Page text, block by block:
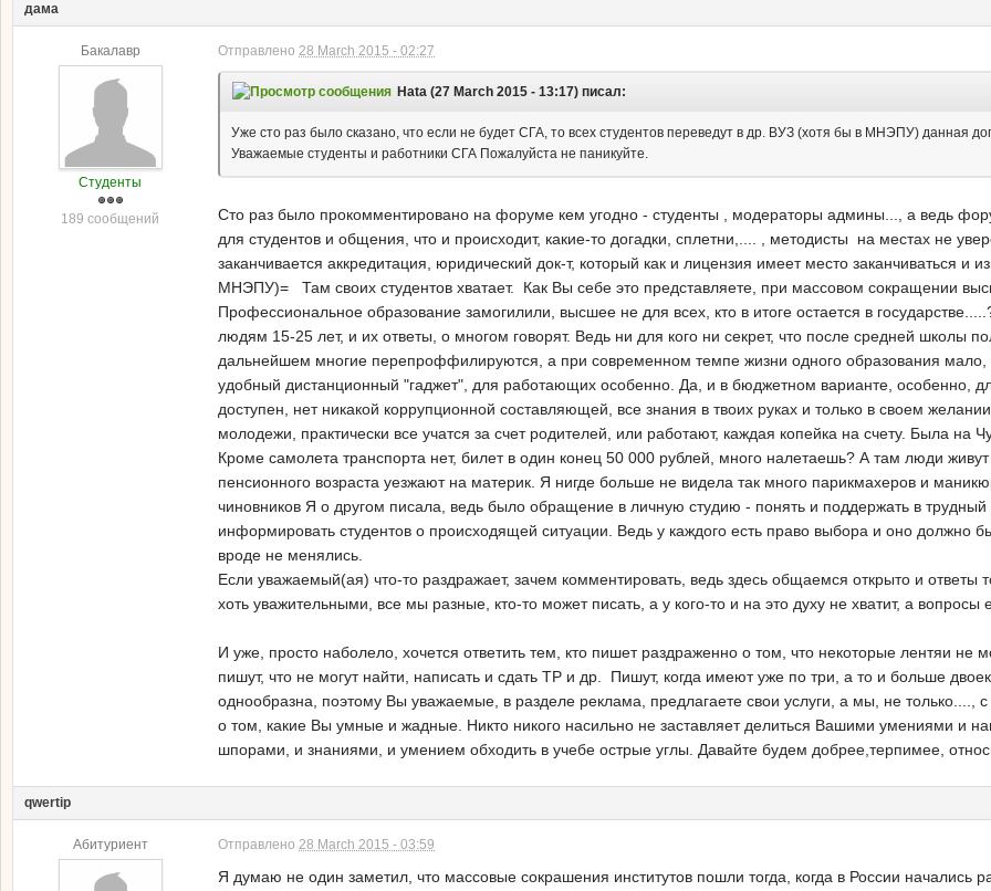
дама
Бакалавр
Студенты
189 сообщений
Отправлено 28 March 2015 - 02:27
Hata (27 March 2015 - 13:17) писал:
Уже сто раз было сказано, что если не будет СГА, то всех студентов переведут в др. ВУЗ (хотя бы в МНЭПУ) данная
Уважаемые студенты и работники СГА Пожалуйста не паникуйте.
Сто раз было прокомментировано на форуме кем угодно - студенты , модераторы админы..., а ведь
для студентов и общения, что и происходит, какие-то догадки, сплетни,.... , методисты на местах не
заканчивается аккредитация, юридический док-т, который как и лицензия имеет место заканчиваться
МНЭПУ)= Там своих студентов хватает. Как Вы себе это представляете, при массовом сокращении
Профессиональное образование замогилили, высшее не для всех, кто в итоге остается в
людям 15-25 лет, и их ответы, о многом говорят. Ведь ни для кого ни секрет, что после средней школы
дальнейшем многие перепроффилируются, а при современном темпе жизни одного образования мало,
удобный дистанционный "гаджет", для работающих особенно. Да, и в бюджетном варианте, особенно,
доступен, нет никакой коррупционной составляющей, все знания в твоих руках и только в своем
молодежи, практически все учатся за счет родителей, или работают, каждая копейка на счету. Была на
Кроме самолета транспорта нет, билет в один конец 50 000 рублей, много налетаешь? А там люди
пенсионного возраста уезжают на материк. Я нигде больше не видела так много парикмахеров и
чиновников Я о другом писала, ведь было обращение в личную студию - понять и поддержать в
информировать студентов о происходящей ситуации. Ведь у каждого есть право выбора и оно должно
вроде не менялись.
Если уважаемый(ая) что-то раздражает, зачем комментировать, ведь здесь общаемся открыто и
хоть уважительными, все мы разные, кто-то может писать, а у кого-то и на это духу не хватит, а вопросы
И уже, просто наболело, хочется ответить тем, кто пишет раздраженно о том, что некоторые лентяи не
пишут, что не могут найти, написать и сдать ТР и др. Пишут, когда имеют уже по три, а то и больше
однообразна, поэтому Вы уважаемые, в разделе реклама, предлагаете свои услуги, а мы, не
о том, какие Вы умные и жадные. Никто никого насильно не заставляет делиться Вашими умениями и
шпорами, и знаниями, и умением обходить в учебе острые углы. Давайте будем добрее,терпимее,
qwertip
Абитуриент Отправлено 28 March 2015 - 03:59
Я думаю не один заметил, что массовые сокрашения институтов пошли тогда, когда в России начались